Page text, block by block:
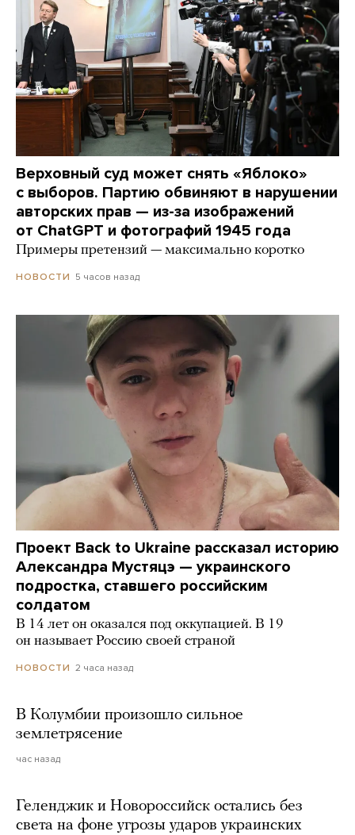
Верховный суд может снять «Яблоко»
с выборов. Партию обвиняют в нарушении
авторских прав — из-за изображений
от ChatGPT и фотографий 1945 года
Примеры претензий — максимально коротко
НОВОСТИ 5 часов назад
Проект Back to Ukraine рассказал историю
Александра Мустяцэ — украинского
подростка, ставшего российским
солдатом
В 14 лет он оказался под оккупацией. В 19
он называет Россию своей страной
НОВОСТИ 2 часа назад
В Колумбии произошло сильное
землетрясение
час назад
Геленджик и Новороссийск остались без
света на фоне угрозы ударов украинских